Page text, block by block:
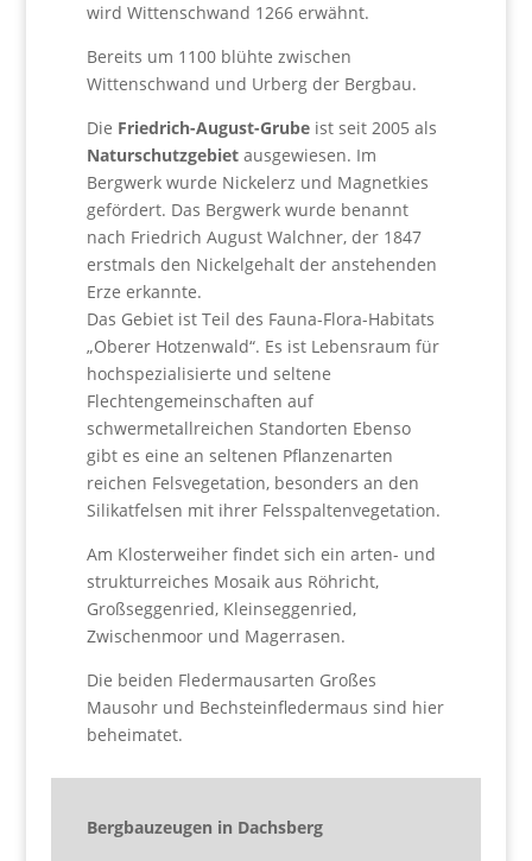
wird Wittenschwand 1266 erwähnt.
Bereits um 1100 blühte zwischen
Wittenschwand und Urberg der Bergbau.
Die Friedrich-August-Grube ist seit 2005 als
Naturschutzgebietausgewiesen. Im
Bergwerk wurde Nickelerz und Magnetkies
gefördert. Das Bergwerk wurde benannt
nach Friedrich August Walchner, der 1847
erstmals den Nickelgehalt der anstehenden
Erze erkannte.
Das Gebiet ist Teil des Fauna-Flora-Habitats
„Oberer Hotzenwald“. Es ist Lebensraum für
hochspezialisierte und seltene
Flechtengemeinschaften auf
schwermetallreichen Standorten Ebenso
gibt es eine an seltenen Pflanzenarten
reichen Felsvegetation, besonders an den
Silikatfelsen mit ihrer Felsspaltenvegetation.
Am Klosterweiher findet sich ein arten- und
strukturreiches Mosaik aus Röhricht,
Großseggenried, Kleinseggenried,
Zwischenmoor und Magerrasen.
Die beiden Fledermausarten Großes
Mausohr und Bechsteinfledermaus sind hier
beheimatet.
Bergbauzeugen in Dachsberg